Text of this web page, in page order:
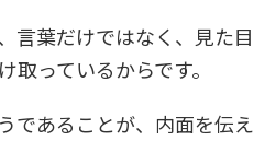
言葉だけではなく、見た目
取っているからです。
であることが、内面を伝え